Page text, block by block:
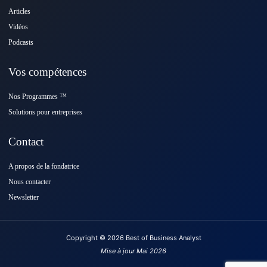
Articles
Vidéos
Podcasts
Vos compétences
Nos Programmes ™️
Solutions pour entreprises
Contact
A propos de la fondatrice
Nous contacter
Newsletter
Copyright © 2026 Best of Business Analyst
Mise à jour Mai 2026